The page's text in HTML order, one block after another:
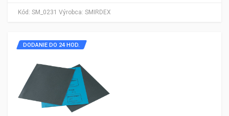
Kód: SM_0231 Výrobca: SMIRDEX
DODANIE DO 24 HOD.